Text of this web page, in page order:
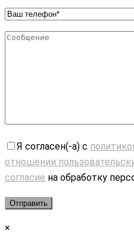
Я согласен(-а) с
отношении
согласие на обработку
×